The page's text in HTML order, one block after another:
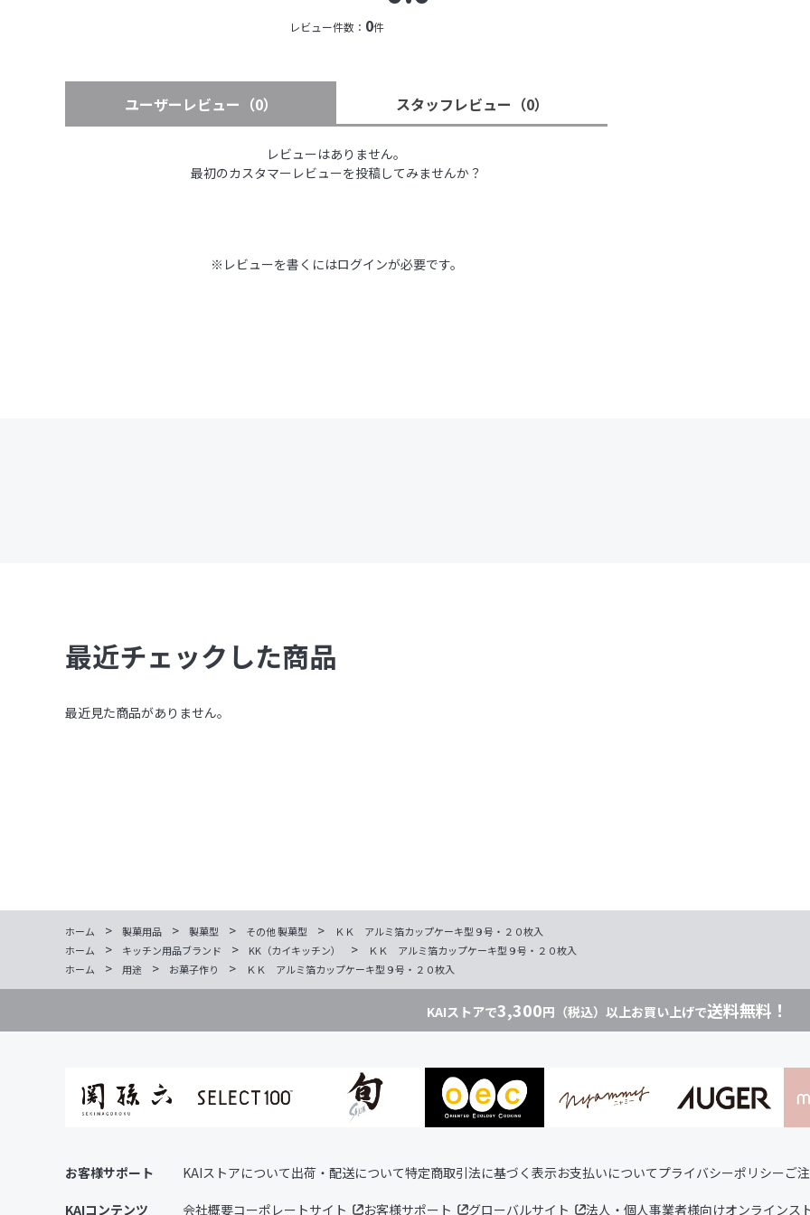
レビュー件数： 0件
ユーザーレビュー （0） スタッフレビュー （0）
レビューはありません。
最初のカスタマーレビューを投稿してみませんか？
※レビューを書くにはログインが必要です。
最近チェックした商品
最近見た商品がありません。
ホーム > 製菓用品 > 製菓型 > その他 製菓型 >
ＫＫ アルミ箔カップケーキ型９号・２０枚入
ホーム
> キッチン用品ブランド > KK（カイキッチン） >
ＫＫ アルミ箔カップケーキ型９号・２０枚入
ホーム
> 用途 > お菓子作り > ＫＫ アルミ箔カップケーキ型９号・２０枚入
KAIストアで3,300円（税込）以上お買い上げで送料無料！
お客様サポート KAIストアについて出荷・配送について特定商取引法に基づく表示お支払いについてプライバシーポリシーご
KAIコンテンツ 会社概要コーポレートサイト お客様サポート グローバルサイト 法人・個人事業者様向けオンラインス